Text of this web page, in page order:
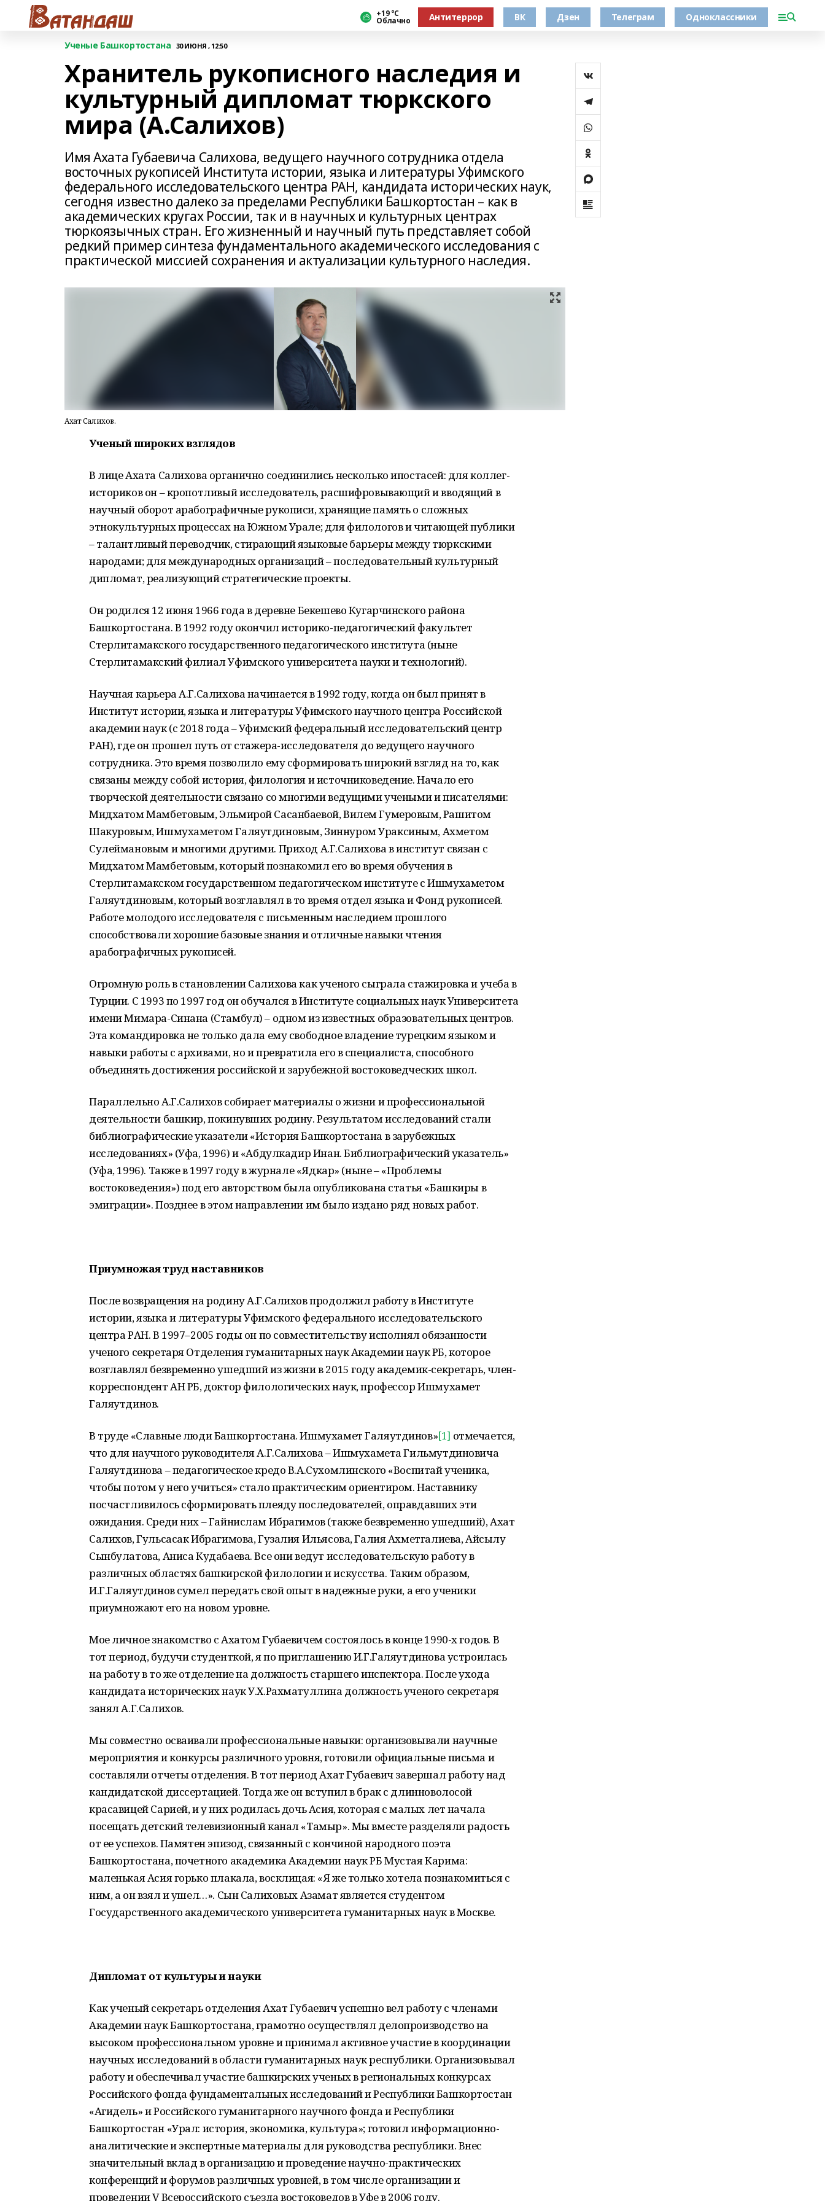
+19 °С
Облачно Антитеррор ВК Дзен Телеграм Одноклассники
Ученые Башкортостана 30 ИЮНЯ , 12:50
Хранитель рукописного наследия и
культурный дипломат тюркского
мира (А.Салихов)
Имя Ахата Губаевича Салихова, ведущего научного сотрудника отдела
восточных рукописей Института истории, языка и литературы Уфимского
федерального исследовательского центра РАН, кандидата исторических наук,
сегодня известно далеко за пределами Республики Башкортостан – как в
академических кругах России, так и в научных и культурных центрах
тюркоязычных стран. Его жизненный и научный путь представляет собой
редкий пример синтеза фундаментального академического исследования с
практической миссией сохранения и актуализации культурного наследия.
Ахат Салихов.
Ученый широких взглядов
В лице Ахата Салихова органично соединились несколько ипостасей: для коллег-
историков он – кропотливый исследователь, расшифровывающий и вводящий в
научный оборот арабографичные рукописи, хранящие память о сложных
этнокультурных процессах на Южном Урале; для филологов и читающей публики
– талантливый переводчик, стирающий языковые барьеры между тюркскими
народами; для международных организаций – последовательный культурный
дипломат, реализующий стратегические проекты.
Он родился 12 июня 1966 года в деревне Бекешево Кугарчинского района
Башкортостана. В 1992 году окончил историко-педагогический факультет
Стерлитамакского государственного педагогического института (ныне
Стерлитамакский филиал Уфимского университета науки и технологий).
Научная карьера А.Г.Салихова начинается в 1992 году, когда он был принят в
Институт истории, языка и литературы Уфимского научного центра Российской
академии наук (с 2018 года – Уфимский федеральный исследовательский центр
РАН), где он прошел путь от стажера-исследователя до ведущего научного
сотрудника. Это время позволило ему сформировать широкий взгляд на то, как
связаны между собой история, филология и источниковедение. Начало его
творческой деятельности связано со многими ведущими учеными и писателями:
Мидхатом Мамбетовым, Эльмирой Сасанбаевой, Вилем Гумеровым, Рашитом
Шакуровым, Ишмухаметом Галяутдиновым, Зиннуром Ураксиным, Ахметом
Сулеймановым и многими другими. Приход А.Г.Салихова в институт связан с
Мидхатом Мамбетовым, который познакомил его во время обучения в
Стерлитамакском государственном педагогическом институте с Ишмухаметом
Галяутдиновым, который возглавлял в то время отдел языка и Фонд рукописей.
Работе молодого исследователя с письменным наследием прошлого
способствовали хорошие базовые знания и отличные навыки чтения
арабографичных рукописей.
Огромную роль в становлении Салихова как ученого сыграла стажировка и учеба в
Турции. С 1993 по 1997 год он обучался в Институте социальных наук Университета
имени Мимара-Синана (Стамбул) – одном из известных образовательных центров.
Эта командировка не только дала ему свободное владение турецким языком и
навыки работы с архивами, но и превратила его в специалиста, способного
объединять достижения российской и зарубежной востоковедческих школ.
Параллельно А.Г.Салихов собирает материалы о жизни и профессиональной
деятельности башкир, покинувших родину. Результатом исследований стали
библиографические указатели «История Башкортостана в зарубежных
исследованиях» (Уфа, 1996) и «Абдулкадир Инан. Библиографический указатель»
(Уфа, 1996). Также в 1997 году в журнале «Ядкар» (ныне – «Проблемы
востоковедения») под его авторством была опубликована статья «Башкиры в
эмиграции». Позднее в этом направлении им было издано ряд новых работ.
Приумножая труд наставников
После возвращения на родину А.Г.Салихов продолжил работу в Институте
истории, языка и литературы Уфимского федерального исследовательского
центра РАН. В 1997–2005 годы он по совместительству исполнял обязанности
ученого секретаря Отделения гуманитарных наук Академии наук РБ, которое
возглавлял безвременно ушедший из жизни в 2015 году академик-секретарь, член-
корреспондент АН РБ, доктор филологических наук, профессор Ишмухамет
Галяутдинов.
В труде «Славные люди Башкортостана. Ишмухамет Галяутдинов»[1] отмечается,
что для научного руководителя А.Г.Салихова – Ишмухамета Гильмутдиновича
Галяутдинова – педагогическое кредо В.А.Сухомлинского «Воспитай ученика,
чтобы потом у него учиться» стало практическим ориентиром. Наставнику
посчастливилось сформировать плеяду последователей, оправдавших эти
ожидания. Среди них – Гайнислам Ибрагимов (также безвременно ушедший), Ахат
Салихов, Гульсасак Ибрагимова, Гузалия Ильясова, Галия Ахметгалиева, Айсылу
Сынбулатова, Аниса Кудабаева. Все они ведут исследовательскую работу в
различных областях башкирской филологии и искусства. Таким образом,
И.Г.Галяутдинов сумел передать свой опыт в надежные руки, а его ученики
приумножают его на новом уровне.
Мое личное знакомство с Ахатом Губаевичем состоялось в конце 1990-х годов. В
тот период, будучи студенткой, я по приглашению И.Г.Галяутдинова устроилась
на работу в то же отделение на должность старшего инспектора. После ухода
кандидата исторических наук У.Х.Рахматуллина должность ученого секретаря
занял А.Г.Салихов.
Мы совместно осваивали профессиональные навыки: организовывали научные
мероприятия и конкурсы различного уровня, готовили официальные письма и
составляли отчеты отделения. В тот период Ахат Губаевич завершал работу над
кандидатской диссертацией. Тогда же он вступил в брак с длинноволосой
красавицей Сарией, и у них родилась дочь Асия, которая с малых лет начала
посещать детский телевизионный канал «Тамыр». Мы вместе разделяли радость
от ее успехов. Памятен эпизод, связанный с кончиной народного поэта
Башкортостана, почетного академика Академии наук РБ Мустая Карима:
маленькая Асия горько плакала, восклицая: «Я же только хотела познакомиться с
ним, а он взял и ушел…». Сын Салиховых Азамат является студентом
Государственного академического университета гуманитарных наук в Москве.
Дипломат от культуры и науки
Как ученый секретарь отделения Ахат Губаевич успешно вел работу с членами
Академии наук Башкортостана, грамотно осуществлял делопроизводство на
высоком профессиональном уровне и принимал активное участие в координации
научных исследований в области гуманитарных наук республики. Организовывал
работу и обеспечивал участие башкирских ученых в региональных конкурсах
Российского фонда фундаментальных исследований и Республики Башкортостан
«Агидель» и Российского гуманитарного научного фонда и Республики
Башкортостан «Урал: история, экономика, культура»; готовил информационно-
аналитические и экспертные материалы для руководства республики. Внес
значительный вклад в организацию и проведение научно-практических
конференций и форумов различных уровней, в том числе организации и
проведении V Всероссийского съезда востоковедов в Уфе в 2006 году.